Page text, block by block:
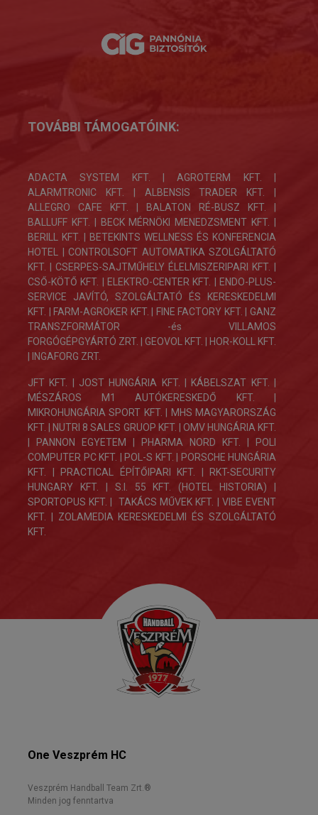
TOVÁBBI TÁMOGATÓINK:
ADACTA SYSTEM KFT. | AGROTERM KFT. |
ALARMTRONIC KFT. | ALBENSIS TRADER KFT. |
ALLEGRO CAFE KFT. | BALATON RÉ-BUSZ KFT. |
BALLUFF KFT. | BECK MÉRNÖKI MENEDZSMENT KFT. |
BERILL KFT. | BETEKINTS WELLNESS ÉS KONFERENCIA
HOTEL | CONTROLSOFT AUTOMATIKA SZOLGÁLTATÓ
KFT. | CSERPES-SAJTMŰHELY ÉLELMISZERIPARI KFT.
CSŐ-KÖTŐ KFT. | ELEKTRO-CENTER KFT. |
ENDO-PLUS-
SERVICE JAVÍTÓ, SZOLGÁLTATÓ ÉS KERESKEDELMI
KFT.
FARM-AGROKER KFT. | FINE FACTORY KFT.
| GANZ
TRANSZFORMÁTOR -és VILLAMOS
FORGÓGÉPGYÁRTÓ ZRT. | GEOVOL KFT. | HOR-KOLL KFT.
| INGAFORG ZRT.
JFT KFT. | JOST HUNGÁRIA KFT. | KÁBELSZAT KFT. |
MÉSZÁROS M1 AUTÓKERESKEDŐ KFT. |
MIKROHUNGÁRIA SPORT KFT. | MHS MAGYARORSZÁG
KFT. | NUTRI 8 SALES GRUOP KFT. | OMV HUNGÁRIA KFT.
| PANNON EGYETEM | PHARMA NORD KFT. | POLI
COMPUTER PC KFT. | POL-S KFT. | PORSCHE HUNGÁRIA
KFT. | PRACTICAL ÉPÍTŐIPARI KFT. | RKT-SECURITY
HUNGARY KFT. | S.I. 55 KFT. (HOTEL HISTORIA) |
SPORTOPUS KFT. | TAKÁCS MŰVEK KFT. | VIBE EVENT
KFT. | ZOLAMEDIA KERESKEDELMI ÉS SZOLGÁLTATÓ
KFT.
One Veszprém HC
Veszprém Handball Team Zrt.®
Minden jog fenntartva